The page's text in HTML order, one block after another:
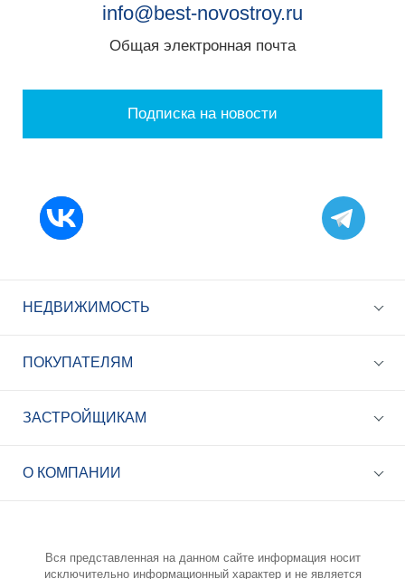
+7 (495) 785-56-17
info@best-novostroy.ru
Общая электронная почта
Подписка на новости
НЕДВИЖИМОСТЬ
ПОКУПАТЕЛЯМ
ЗАСТРОЙЩИКАМ
О КОМПАНИИ
Вся представленная на данном сайте информация носит
исключительно информационный характер и не является